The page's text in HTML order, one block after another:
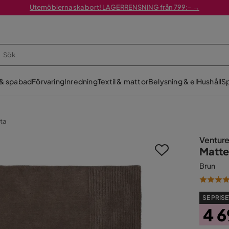
Utemöblerna ska bort! LAGERRENSNING från 799:– →
spabadFörvaringInredningTextil & mattorBelysning & elHushåll
Brun
SE
4